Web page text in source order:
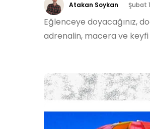
Atakan Soykan Şubat
Eğlenceye doyacağınız,
adrenalin, macera ve